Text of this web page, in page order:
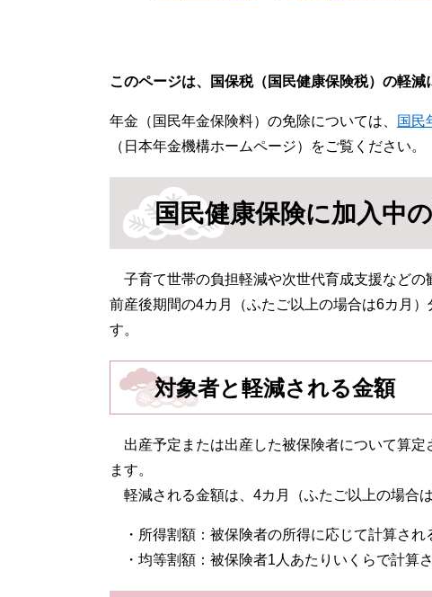
このページは、国保税（国民健康保険税）の軽減
年金（国民年金保険料）の免除については、 国民
（日本年金機構ホームページ）をご覧ください。
国民健康保険に加入中
子育て世帯の負担軽減や次世代育成支援などの
前産後期間の4カ月（ふたご以上の場合は6カ月
す。
対象者と軽減される金額
出産予定または出産した被保険者について算定
ます。
軽減される金額は、4カ月（ふたご以上の場合は
・所得割額：被保険者の所得に応じて計算され
・均等割額：被保険者1人あたりいくらで計算